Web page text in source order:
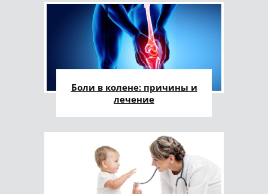
Боли в колене: причины и
лечение